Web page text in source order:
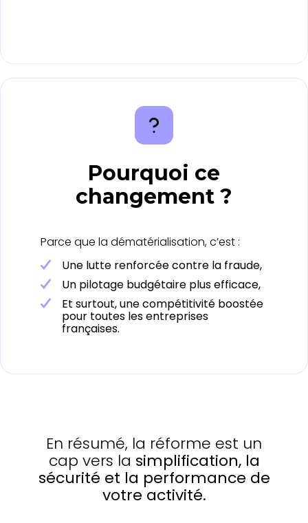
Pourquoi ce
changement ?
Parce que la dématérialisation, c’est :
Une lutte renforcée contre la fraude,
Un pilotage budgétaire plus efficace,
Et surtout, une compétitivité boostée
pour toutes les entreprises
françaises.
En résumé, la réforme est un
cap vers la simplification, la
sécurité et la performance de
votre activité.